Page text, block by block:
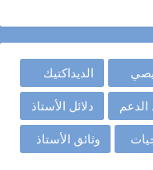
الديداكتيك
دلائل الأستاذ
وثائق الأستاذ